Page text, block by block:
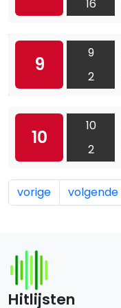
16
9
9
2
10
10
2
vorige volgende
Hitlijsten